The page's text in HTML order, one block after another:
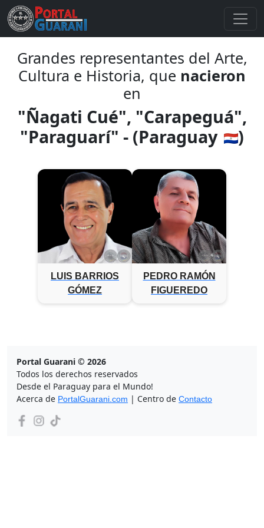
Grandes representantes del Arte,
Cultura e Historia, que nacieron
en
"Ñagati Cué", "Carapeguá",
"Paraguarí" - (Paraguay
)
LUIS BARRIOS
GÓMEZ
PEDRO RAMÓN
FIGUEREDO
Portal Guarani © 2026
Todos los derechos reservados
Desde el Paraguay para el Mundo!
Acerca de PortalGuarani.com | Centro de Contacto